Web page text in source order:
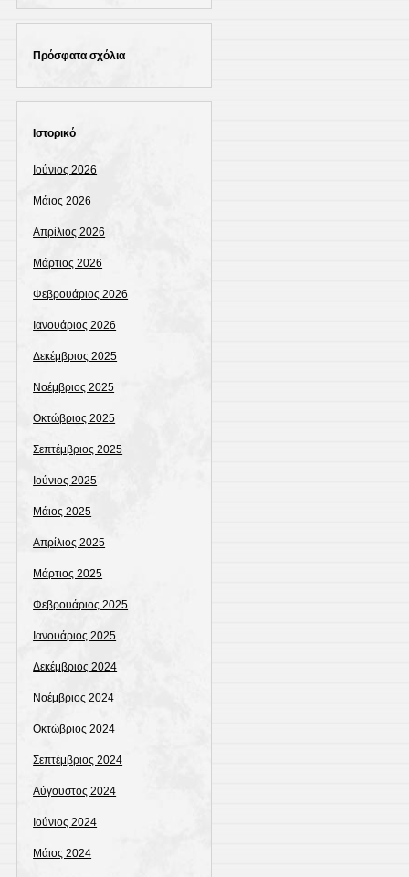
Πρόσφατα σχόλια
Ιστορικό
Ιούνιος 2026
Μάιος 2026
Απρίλιος 2026
Μάρτιος 2026
Φεβρουάριος 2026
Ιανουάριος 2026
Δεκέμβριος 2025
Νοέμβριος 2025
Οκτώβριος 2025
Σεπτέμβριος 2025
Ιούνιος 2025
Μάιος 2025
Απρίλιος 2025
Μάρτιος 2025
Φεβρουάριος 2025
Ιανουάριος 2025
Δεκέμβριος 2024
Νοέμβριος 2024
Οκτώβριος 2024
Σεπτέμβριος 2024
Αύγουστος 2024
Ιούνιος 2024
Μάιος 2024